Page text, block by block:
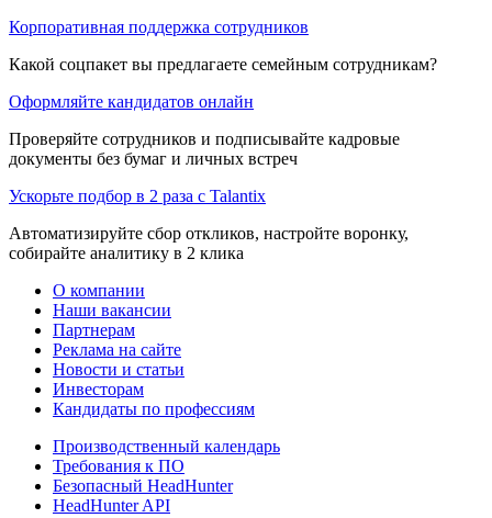
Корпоративная поддержка сотрудников
Какой соцпакет вы предлагаете семейным сотрудникам?
Оформляйте кандидатов онлайн
Проверяйте сотрудников и подписывайте кадровые
документы без бумаг и личных встреч
Ускорьте подбор в 2 раза с Talantix
Автоматизируйте сбор откликов, настройте воронку,
собирайте аналитику в 2 клика
О компании
Наши вакансии
Партнерам
Реклама на сайте
Новости и статьи
Инвесторам
Кандидаты по профессиям
Производственный календарь
Требования к ПО
Безопасный HeadHunter
HeadHunter API